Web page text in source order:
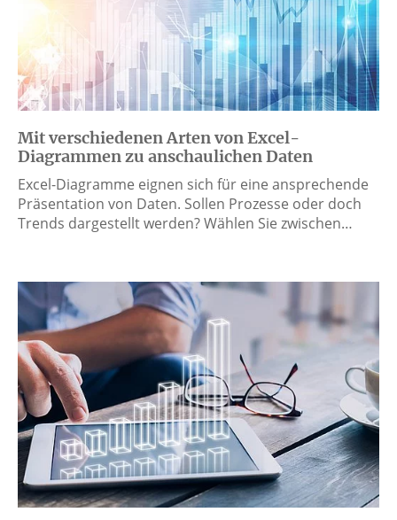
Mit verschiedenen Arten von Excel-
Diagrammen zu anschaulichen Daten
Excel-Diagramme eignen sich für eine ansprechende
Präsentation von Daten. Sollen Prozesse oder doch
Trends dargestellt werden? Wählen Sie zwischen…